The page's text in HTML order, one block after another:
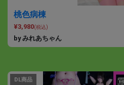
桃色病棟
¥3,980(税込)
by みれあちゃん
DL商品